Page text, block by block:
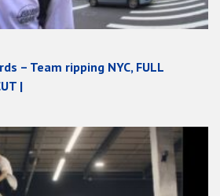
– Team ripping NYC, FULL
|